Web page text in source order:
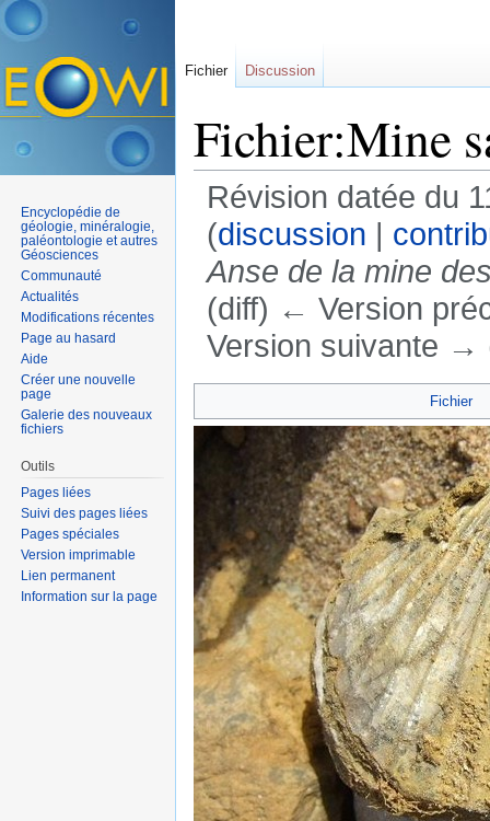
Fichier:Mine
Révision datée du
(discussion |
Anse de la mine
(diff) ← Version
Version suivante →
Fichier
Fichier Discussion
Encyclopédie de
géologie, minéralogie,
paléontologie et autres
Géosciences
Communauté
Actualités
Modifications récentes
Page au hasard
Aide
Créer une nouvelle
page
Galerie des nouveaux
fichiers
Outils
Pages liées
Suivi des pages liées
Pages spéciales
Version imprimable
Lien permanent
Information sur la page